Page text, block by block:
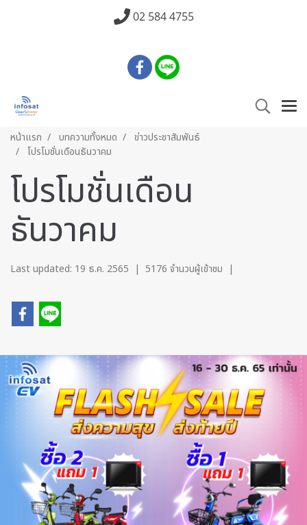
02 584 4755
หน้าแรก บทความทั้งหมด
ข่าวประชาสัมพันธ์
โปรโมชั่นเดือนธันวาคม
โปรโมชั่นเดือน
ธันวาคม
Last updated: 19 ธ.ค. 2565 | 5176 จำนวนผู้เข้าชม |